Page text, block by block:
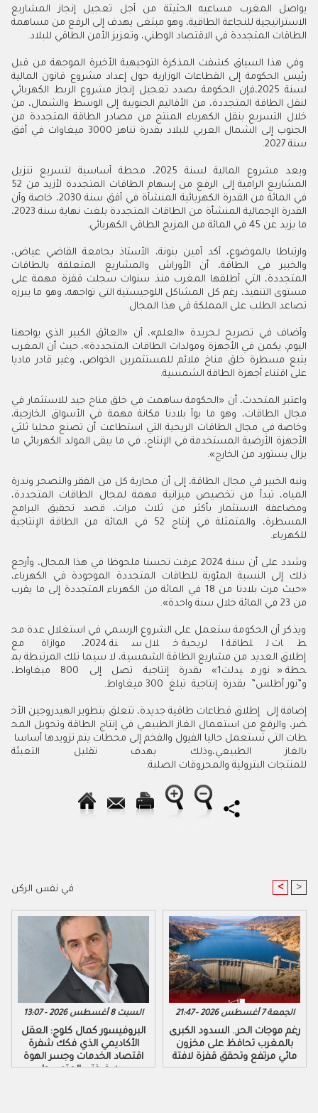
يواصل المغرب مساعيه الحثيثة من أجل تعجيل إنجاز المشاريع
الاستراتيجية للنجاعة الطاقية، وهو مبتغى يهدف إلى الرفع من مساهمة
الطاقات المتجددة في الاقتصاد الوطني، وتعزيز الأمن الطاقي للبلاد.
وفي هذا السياق كشفت المذكرة التوجيهية الأخيرة الموجهة من قبل
رئيس الحكومة إلى القطاعات الوزارية حول إعداد مشروع قانون المالية
لسنة 2025،فإن الحكومة بصدد تعجيل إنجاز مشروع الربط الكهربائي
لنقل الطاقة المتجددة، من الأقاليم الجنوبية إلى الوسط والشمال، من
خلال التسريع بنقل الكهرباء المنتج من مصادر الطاقة المتجددة من
الجنوب إلى الشمال الغربي للبلاد بقدرة تناهز 3000 ميغاوات في أفق
سنة 2027
.
ويعد مشروع المالية لسنة 2025، محطة أساسية لتسريع تنزيل
المشاريع الرامية إلى الرفع من إسهام الطاقات المتجددة لأزيد من 52
في المائة من القدرة الكهربائية المنشأة في أفق سنة 2030، خاصة وأن
القدرة الإجمالية المنشأة من الطاقات المتجددة بلغت نهاية سنة 2023،
ما يزيد عن 45 في المائة من المزيج الطاقي الكهربائي
.
وارتباطا بالموضوع، أكد أمين بنونة، الأستاذ بجامعة القاضي عياض،
والخبير في الطاقة، أن الأوراش والمشاريع المتعلقة بالطاقات
المتجددة، التي أطلقها المغرب منذ سنوات سجلت قفزة مهمة على
مستوى التنفيذ، رغم كل المشاكل اللوجيستية التي تواجهه، وهو ما يبرزه
تصاعد الطلب على المملكة في هذا المجال.
وأضاف في تصريح لـجريدة «العلم»، أن «العائق الكبير الذي يواجهنا
اليوم، يكمن في الأجهزة ومولدات الطاقات المتجددة»، حيث أن المغرب
يتبع مسطرة خلق مناخ ملائم للمستثمرين الخواص، وغير قادر ماديا
على اقتناء أجهزة الطاقة الشمسية.
واعتبر المتحدث، أن «الحكومة ساهمت في خلق مناخ جيد للاستثمار في
مجال الطاقات، وهو ما بوأ بلادنا مكانة مهمة في الأسواق الخارجية،
وخاصة في مجال الطاقات الريحية التي استطاعت أن تصنع محليا ثلثي
الأجهزة الأرضية المستخدمة في الإنتاج، في ما يبقى المولد الكهربائي ما
يزال يستورد من الخارج».
ونبه الخبير في مجال الطاقة، إلى أن محاربة كل من الفقر والتصحر وندرة
المياه، تبدأ من تخصيص ميزانية مهمة لمجال الطاقات المتجددة،
ومضاعفة الاستثمار بأكثر من ثلاث مرات، قصد تحقيق البرامج
المسطرة، والمتمثلة في إنتاج 52 في المائة من الطاقة الإنتاجية
للكهرباء.
وشدد على أن سنة 2024 عرفت تحسنا ملحوظا في هذا المجال، وأرجع
ذلك إلى النسبة المئوية للطاقات المتجددة الموجودة في الكهرباء،
«حيث مرت بلادنا من 18 في المائة من الكهرباء المتجددة إلى ما يقرب
من 23 في المائة خلال سنة واحدة»
.
ويذكر أن الحكومة ستعمل على الشروع الرسمي في استغلال عدة مح
طات للطاقة الريحية خلال سنة 2024، موازاة مع
إطلاق العديد من مشاريع الطاقة الشمسية، لا سيما تلك المرتبطة بم
حطة «نور ميدلت1» بقدرة إنتاجية تصل إلى 800 ميغاواط،
و”نور أطلس” بقدرة إنتاجية تبلغ 300 ميغاواط.
إضافة إلى إطلاق قطاعات طاقية جديدة، تتعلق بتطوير الهيدروجين الأخ
ضر، والرفع من استعمال الغاز الطبيعي في إنتاج الطاقة وتحويل المح
طات التي تستعمل حاليا الفيول والفخم إلى محطات يتم تزويدها أساسا
بالغازالطبيعي،وذلك بهدف تقليل التعبئة
للمنتجات البترولية والمحروقات الصلبة.
في نفس الركن < >
السبت 8 أغسطس 2026 - 13:07
البروفيسور كمال كلوج: العقل
الأكاديمي الذي فكك شفرة
اقتصاد الخدمات وجسر الهوة
بين ضفتي المتوسط
الجمعة 7 أغسطس 2026 - 21:47
رغم موجات الحر.. السدود الكبرى
بالمغرب تحافظ على مخزون
مائي مرتفع وتحقق قفزة لافتة